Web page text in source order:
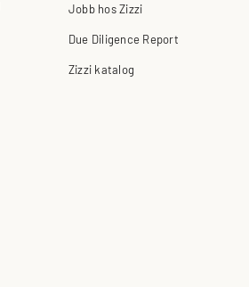
Jobb hos Zizzi
Due Diligence Report
Zizzi katalog